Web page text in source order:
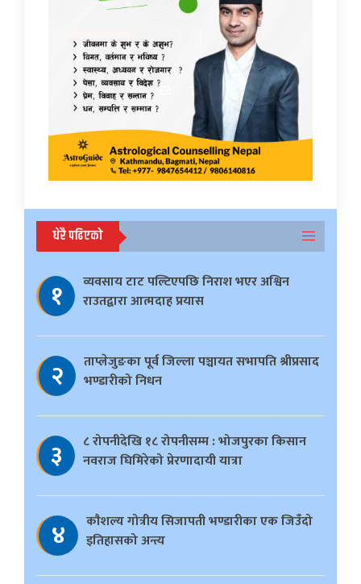
धेरै पढिएको
१
व्यवसाय टाट पल्टिएपछि निराश भएर अश्विन
राउतद्वारा आत्मदाह प्रयास
२
ताप्लेजुङका पूर्व जिल्ला पञ्चायत सभापति श्रीप्रसाद
भण्डारीको निधन
३
८ रोपनीदेखि १८ रोपनीसम्म : भोजपुरका किसान
नवराज घिमिरेको प्रेरणादायी यात्रा
४
काैशल्य गोत्रीय सिजापती भण्डारीका एक जिउँदो
इतिहासको अन्त्य